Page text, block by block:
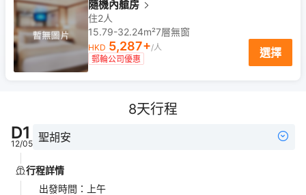
隨機內艙房
住2人
15.79-32.24m²7層無窗
HKD 5,287+/人
郵輪公司優惠
選擇
8天行程
D1
12/05 聖胡安
行程詳情
出發時間 ： 上午